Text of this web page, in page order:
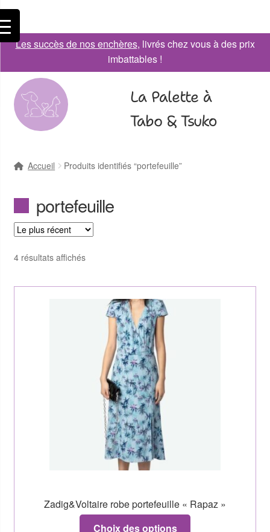
Les succès de nos enchères, livrés chez vous à des prix
imbattables !
La Palette à
Tabo & Tsuko
Accueil Produits identifiés “portefeuille”
portefeuille
4 résultats affichés
Zadig&Voltaire robe portefeuille « Rapaz »
Choix des options